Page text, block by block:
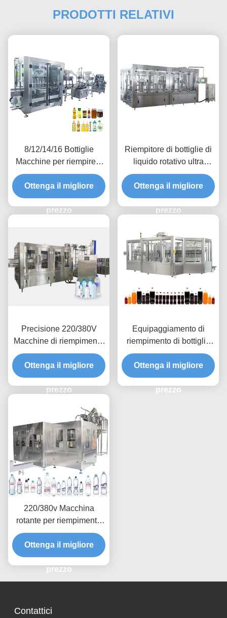
PRODOTTI RELATIVI
8/12/14/16 Bottiglie
Macchine per riempire e
coprire le bottiglie liquide
con certificato GMP
Ottenga il migliore
prezzo
Riempitore di bottiglie di
liquido rotativo ultra
preciso 220 / 380V
Ottenga il migliore
prezzo
Precisione 220/380V
Macchine di riempimento
di acqua in bottiglia
Precisione di
riempimento < 1%
Ottenga il migliore
prezzo
Equipaggiamento di
riempimento di bottiglie
liquide ad alta precisione
0,2-2,5L
Ottenga il migliore
prezzo
220/380v Macchina
rotante per riempimento
di bottiglie con sistema di
controllo automatico
Ottenga il migliore
prezzo
Contattici